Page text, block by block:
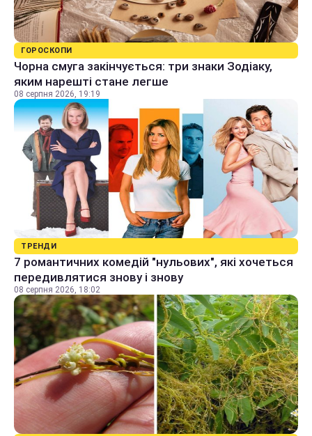
ГОРОСКОПИ
Чорна смуга закінчується: три знаки Зодіаку,
яким нарешті стане легше
08 серпня 2026, 19:19
ТРЕНДИ
7 романтичних комедій "нульових", які хочеться
передивлятися знову і знову
08 серпня 2026, 18:02